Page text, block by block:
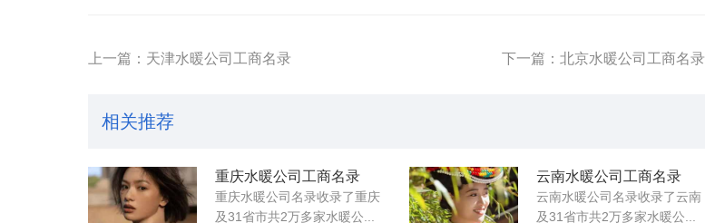
上一篇：天津水暖公司工商名录 下一篇：北京水暖公司工商名录
相关推荐
重庆水暖公司工商名录
重庆水暖公司名录收录了重庆
及31省市共2万多家水暖公...
云南水暖公司工商名录
云南水暖公司名录收录了云南
及31省市共2万多家水暖公...